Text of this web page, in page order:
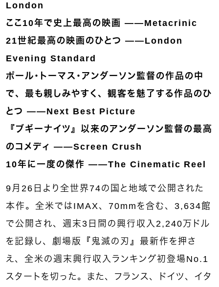
London
ここ10年で史上最高の映画 ——Metacrinic
21世紀最高の映画のひとつ ——London
Evening Standard
ポール・トーマス・アンダーソン監督の作品の中
で、最も親しみやすく、観客を魅了する作品のひ
とつ ——Next Best Picture
『ブギーナイツ』以来のアンダーソン監督の最高
のコメディ ——Screen Crush
10年に一度の傑作 ——The Cinematic Reel
9月26日より全世界74の国と地域で公開された
本作。全米ではIMAX、70mmを含む、3,634館
で公開され、週末3日間の興行収入2,240万ドル
を記録し、劇場版『鬼滅の刃』最新作を押さ
え、全米の週末興行収入ランキング初登場No.1
スタートを切った。また、フランス、ドイツ、イタ